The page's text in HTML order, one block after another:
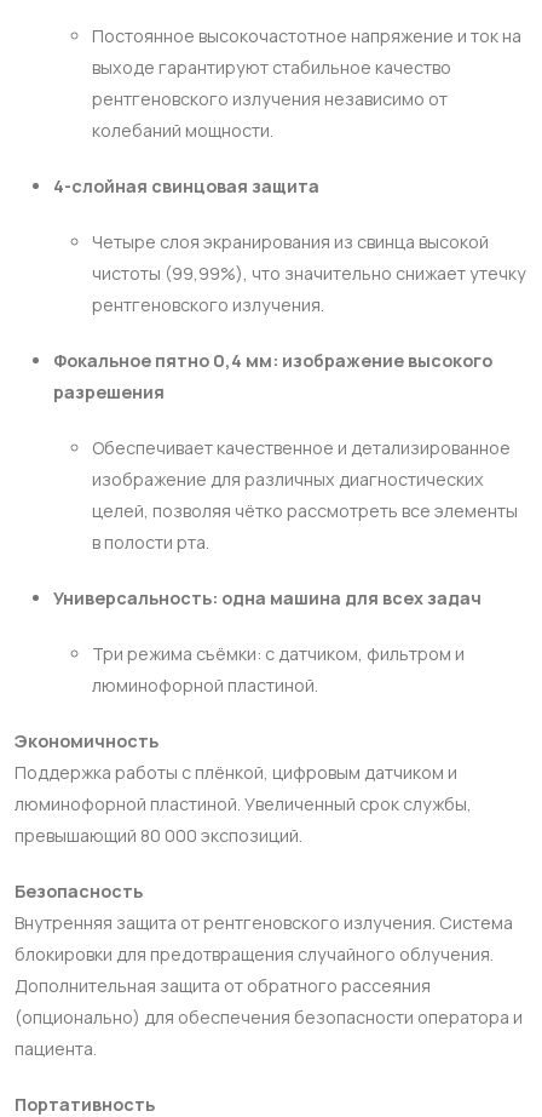
Постоянное высокочастотное напряжение и ток на
выходе гарантируют стабильное качество
рентгеновского излучения независимо от
колебаний мощности.
4-слойная свинцовая защита
Четыре слоя экранирования из свинца высокой
чистоты (99,99%), что значительно снижает утечку
рентгеновского излучения.
Фокальное пятно 0,4 мм: изображение высокого
разрешения
Обеспечивает качественное и детализированное
изображение для различных диагностических
целей, позволяя чётко рассмотреть все элементы
в полости рта.
Универсальность: одна машина для всех задач
Три режима съёмки: с датчиком, фильтром и
люминофорной пластиной.
Экономичность
Поддержка работы с плёнкой, цифровым датчиком и
люминофорной пластиной. Увеличенный срок службы,
превышающий 80 000 экспозиций.
Безопасность
Внутренняя защита от рентгеновского излучения. Система
блокировки для предотвращения случайного облучения.
Дополнительная защита от обратного рассеяния
(опционально) для обеспечения безопасности оператора и
пациента.
Портативность